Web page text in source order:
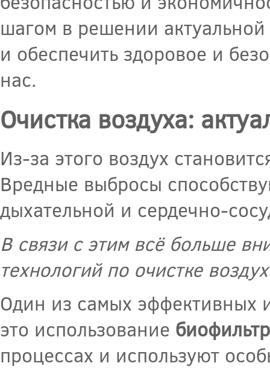
шагом в решении
и обеспечить здоровое и
нас.
Очистка воздуха:
Из-за этого воздух
Вредные выбросы
дыхательной и сердечно-
В связи с этим всё больше
технологий по очистке
Один из самых эффективных
это использование
процессах и используют